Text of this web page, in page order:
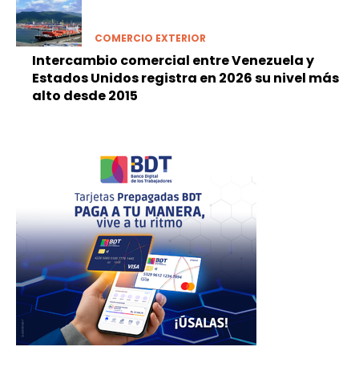
COMERCIO EXTERIOR
Intercambio comercial entre Venezuela y
Estados Unidos registra en 2026 su nivel más
alto desde 2015